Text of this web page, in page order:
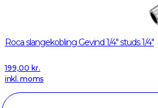
Roca slangekobling Gevind 1/4" studs 1/4"
199,00 kr.
inkl. moms